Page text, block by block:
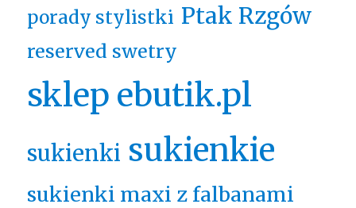
porady stylistki Ptak Rzgów
reserved swetry
sklep ebutik.pl
sukienki sukienkie
sukienki maxi z falbanami